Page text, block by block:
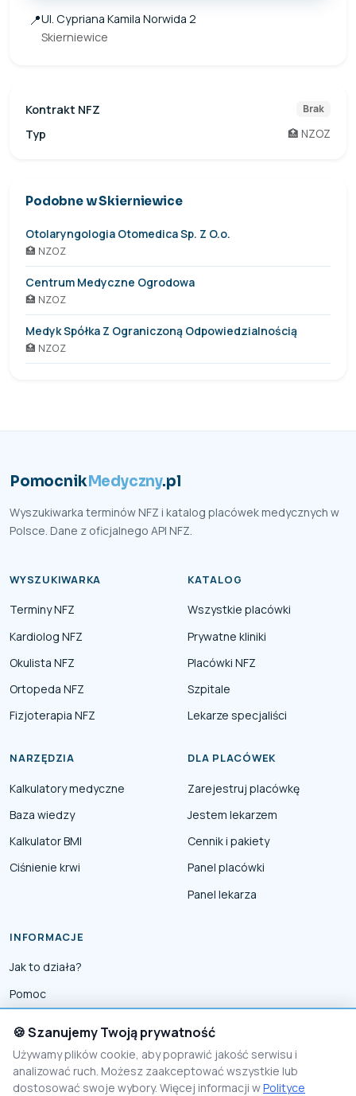
📍Ul. Cypriana Kamila Norwida 2
Skierniewice
Kontrakt NFZ Brak
Typ 🏥 NZOZ
Podobne w Skierniewice
Otolaryngologia Otomedica Sp. Z O.o.
🏥 NZOZ
Centrum Medyczne Ogrodowa
🏥 NZOZ
Medyk Spółka Z Ograniczoną Odpowiedzialnością
🏥 NZOZ
PomocnikMedyczny.pl
Wyszukiwarka terminów NFZ i katalog placówek medycznych w
Polsce. Dane z oficjalnego API NFZ.
WYSZUKIWARKA
Terminy NFZ
Kardiolog NFZ
Okulista NFZ
Ortopeda NFZ
Fizjoterapia NFZ
KATALOG
Wszystkie placówki
Prywatne kliniki
Placówki NFZ
Szpitale
Lekarze specjaliści
NARZĘDZIA
Kalkulatory medyczne
Baza wiedzy
Kalkulator BMI
Ciśnienie krwi
DLA PLACÓWEK
Zarejestruj placówkę
Jestem lekarzem
Cennik i pakiety
Panel placówki
Panel lekarza
INFORMACJE
Jak to działa?
Pomoc
Reklama
Polityka prywatności
🍪 Szanujemy Twoją prywatność
Używamy plików cookie, aby poprawić jakość serwisu i
analizować ruch. Możesz zaakceptować wszystkie lub
dostosować swoje wybory. Więcej informacji wPolityce